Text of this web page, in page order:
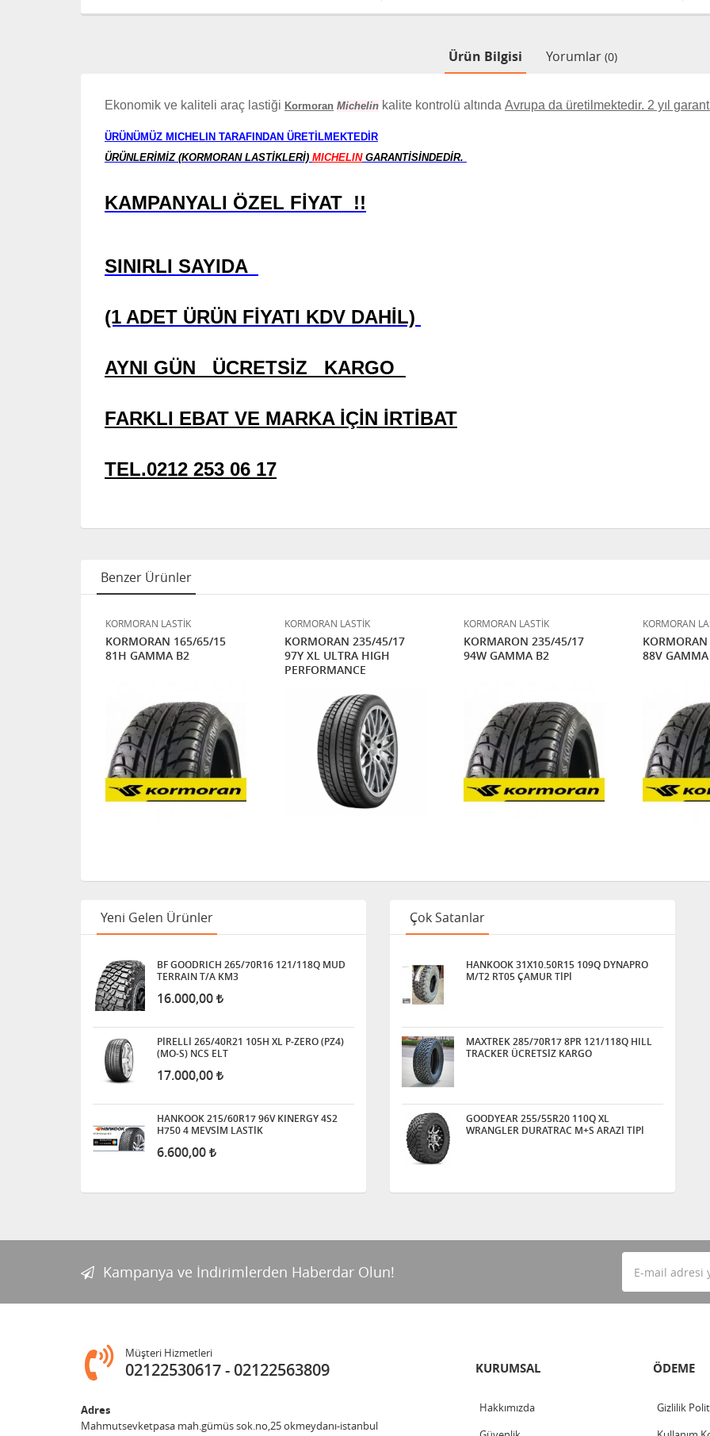
Ürün Bilgisi Yorumlar (0)
Ekonomik ve kaliteli araç lastiği Kormoran Michelin kalite kontrolü altında Avrupa da üretilmektedir. 2 yıl
ÜRÜNÜMÜZ MICHELIN TARAFINDAN ÜRETİLMEKTEDİR
ÜRÜNLERİMİZ (KORMORAN LASTİKLERİ) MICHELINGARANTİSİNDEDİR.
KAMPANYALI ÖZEL FİYAT !!
SINIRLI SAYIDA
(1 ADET ÜRÜN FİYATI KDV DAHİL)
AYNI GÜN ÜCRETSİZ KARGO
FARKLI EBAT VE MARKA İÇİN İRTİBAT
TEL.0212 253 06 17
Benzer Ürünler
KORMORAN LASTİK
KORMORAN 165/65/15
81H GAMMA B2
KORMORAN LASTİK
KORMORAN 235/45/17
97Y XL ULTRA HIGH
PERFORMANCE
KORMORAN LASTİK
KORMARON 235/45/17
94W GAMMA B2
KORMORAN
88V
Yeni Gelen Ürünler
BF GOODRICH 265/70R16 121/118Q MUD
TERRAIN T/A KM3
16.000,00
PİRELLİ 265/40R21 105H XL P-ZERO (PZ4)
(MO-S) NCS ELT
17.000,00
HANKOOK 215/60R17 96V KINERGY 4S2
H750 4 MEVSİM LASTİK
6.600,00
Çok Satanlar
HANKOOK 31X10.50R15 109Q DYNAPRO
M/T2 RT05 ÇAMUR TİPİ
MAXTREK 285/70R17 8PR 121/118Q HILL
TRACKER ÜCRETSİZ KARGO
GOODYEAR 255/55R20 110Q XL
WRANGLER DURATRAC M+S ARAZİ TİPİ
Kampanya ve İndirimlerden Haberdar Olun!
Müşteri Hizmetleri
02122530617 02122563809
Adres
Mahmutsevketpasa mah.gümüs sok.no,25 okmeydanı-istanbul
KURUMSAL
Hakkımızda
ÖDEME
Gizlilik